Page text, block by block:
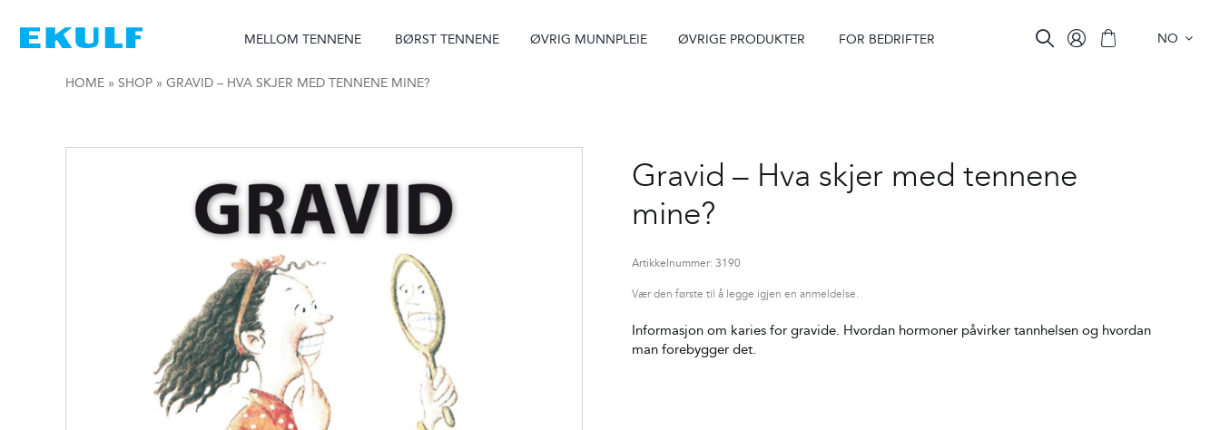
content
MELLOM TENNENE BØRST TENNENE ØVRIG MUNNPLEIE ØVRIGE PRODUKTER FOR BEDRIFTER NO
HOME» SHOP» GRAVID – HVA SKJER MED TENNENE MINE?
Gravid – Hva skjer med tennene
mine?
Artikkelnummer:3190
Vær den første til å legge igjen en anmeldelse.
Informasjon om karies for gravide. Hvordan hormoner påvirker tannhelsen og hvordan
man forebygger det.